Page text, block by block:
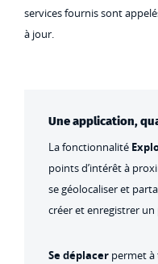
services fournis sont
à jour.
Une application,
La fonctionnalité
points d’intérêt à
se géolocaliser et
créer et enregistrer
Se déplacer permet